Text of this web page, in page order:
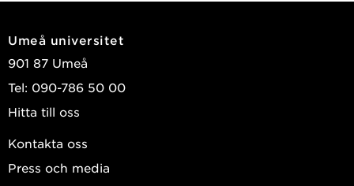
Umeå universitet
901 87 Umeå
Tel: 090-786 50 00
Hitta till oss
Kontakta oss
Press och media